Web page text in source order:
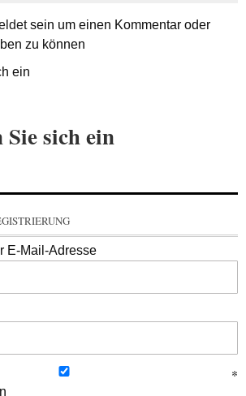
sein um einen Kommentar oder
zu können
ein
sich ein
E-Mail-Adresse